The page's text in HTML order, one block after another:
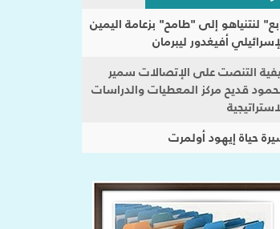
لنتنياهو إلى "طامح" بزعامة اليمين
أفيغدور ليبرمان
التنصت على الإتصالات سمير
قديح مركز المعطيات والدراسات
حياة إيهود أولمرت